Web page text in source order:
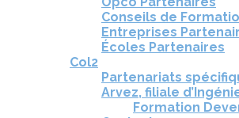
Conseils de
Entreprises
Écoles Partenaires
Col2
Partenariats
Arvez, filiale
Formation